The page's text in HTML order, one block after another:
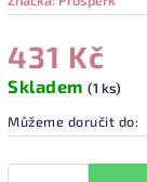
431 Kč
Skladem (1 ks)
Můžeme doručit do: